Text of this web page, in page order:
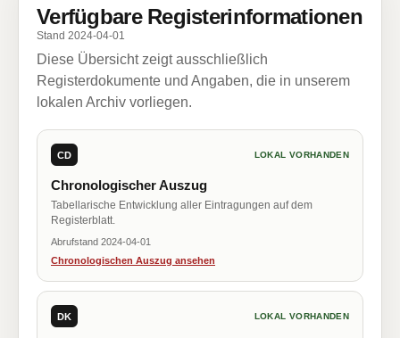
Verfügbare Registerinformationen
Stand 2024-04-01
Diese Übersicht zeigt ausschließlich
Registerdokumente und Angaben, die in unserem
lokalen Archiv vorliegen.
CD LOKAL VORHANDEN
Chronologischer Auszug
Tabellarische Entwicklung aller Eintragungen auf dem
Registerblatt.
Abrufstand 2024-04-01
Chronologischen Auszug ansehen
DK LOKAL VORHANDEN